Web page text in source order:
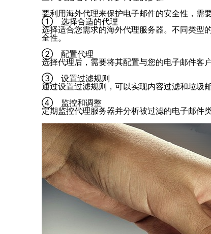
要利用海外代理来保护电子邮件的安全性，需
① 选择合适的代理
选择适合您需求的海外代理服务器。不同类型
全性。
② 配置代理
选择代理后，需要将其配置与您的电子邮件客
③ 设置过滤规则
通过设置过滤规则，可以实现内容过滤和垃圾
④ 监控和调整
定期监控代理服务器并分析被过滤的电子邮件